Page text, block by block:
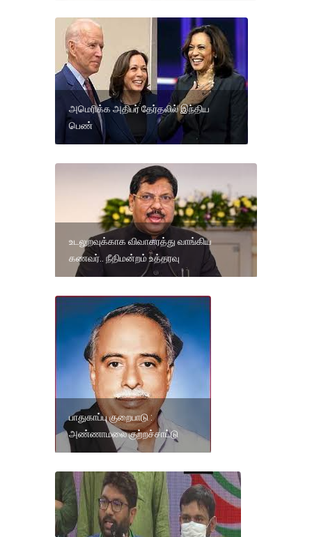
அமெரிக்க அதிபர் தேர்தலில் இந்திய
பெண்
உடலுறவுக்காக விவாகரத்து வாங்கிய
கணவர்.. நீதிமன்றம் உத்தரவு
பாதுகாப்பு குறைபாடு :
அண்ணாமலை குற்றச்சாட்டு